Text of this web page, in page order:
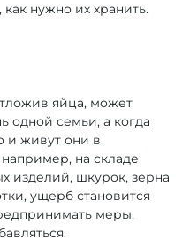
нужно их хранить.
яйца, может
одной семьи, а когда
и живут они в
на складе
изделий, шкурок, зерна
ущерб становится
меры,